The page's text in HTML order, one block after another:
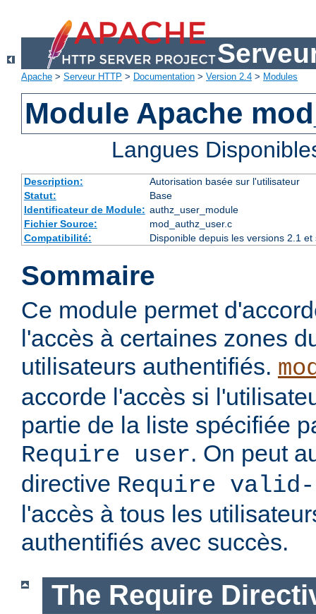
Apache > Serveur HTTP > Documentation > Version 2.4 > Modules
Module Apache
Langues
Description:
Autorisation basée sur l'utilisateur
Statut:
Base
Identificateur de Module: authz_user_module
Fichier Source:
mod_authz_user.c
Compatibilité:
Disponible depuis les versions 2.1
Sommaire
Ce module permet
l'accès à certaines zones
utilisateurs authentifiés.
accorde l'accès si
partie de la liste spécifiée
Require user. On peut
directive Require
l'accès à tous les
authentifiés avec succès.
The Require